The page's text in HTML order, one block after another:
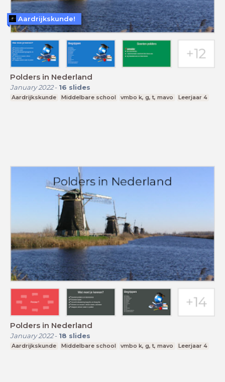
Polders in Nederland
January 2022- 16 slides
Aardrijkskunde Middelbare school vmbo k, g, t, mavo Leerjaar 4
Aardrijkskunde!
Polders in Nederland
January 2022- 18 slides
Aardrijkskunde Middelbare school vmbo k, g, t, mavo Leerjaar 4